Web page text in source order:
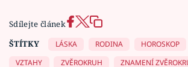
Sdílejte článek
ŠTÍTKY
LÁSKA RODINA HOROSKOP
VZTAHY
ZVĚROKRUH ZNAMENÍ